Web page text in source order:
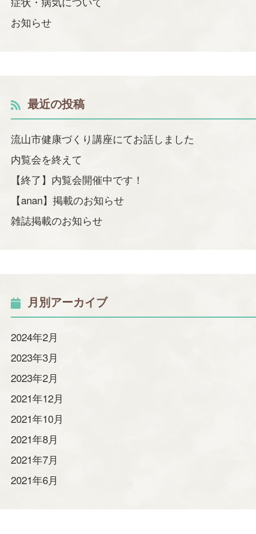
お知らせ
最近の投稿
流山市健康づくり講座にてお話しました
内覧会を終えて
【終了】内覧会開催中です！
【anan】掲載のお知らせ
雑誌掲載のお知らせ
月別アーカイブ
2024年2月
2023年3月
2023年2月
2021年12月
2021年10月
2021年8月
2021年7月
2021年6月